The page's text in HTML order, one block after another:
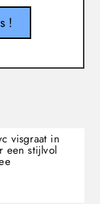
!
visgraat in
een stijlvol